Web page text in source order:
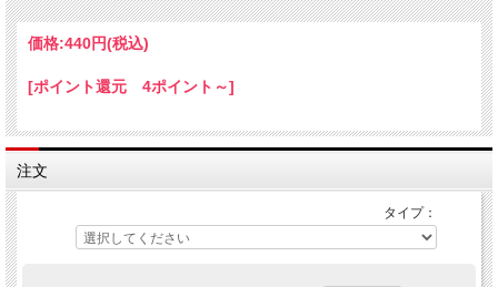
品名
バーディ 手帳用筆記具
シャープペン/HS-40S-S、ボールペン(黒）/BS-40S-S
サイズ
約）径5×長さ110mm 10g
シャープ：ノック式、0.5mm芯用
シルバーのシンプルなデザインの筆記具。手帳のおともにピッタリです
※店頭及び他のモールと在庫を共有しておりますので、掲載中の商品で
価格:440円(税込)
[ポイント還元 4ポイント～]
注文
タイプ：